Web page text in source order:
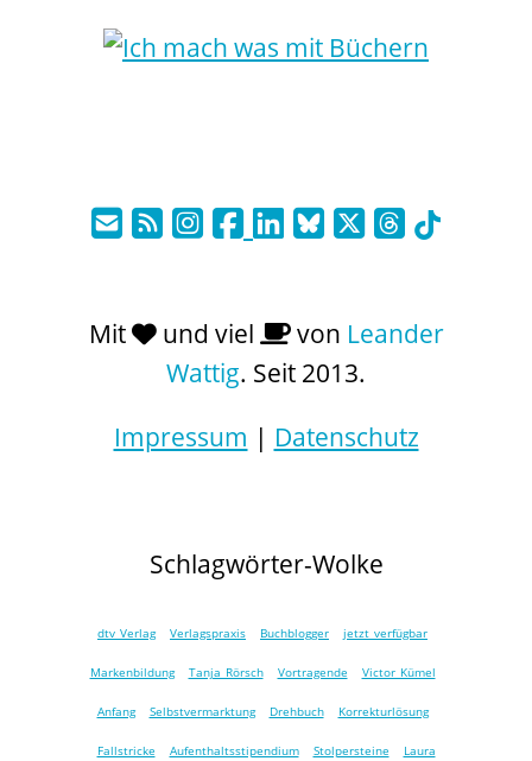
Mit und viel von Leander
Wattig. Seit 2013.
Impressum | Datenschutz
Schlagwörter-Wolke
dtv Verlag Verlagspraxis Buchblogger jetzt verfügbar
Markenbildung Tanja Rörsch Vortragende Victor Kümel
Anfang Selbstvermarktung Drehbuch Korrekturlösung
Fallstricke Aufenthaltsstipendium Stolpersteine Laura